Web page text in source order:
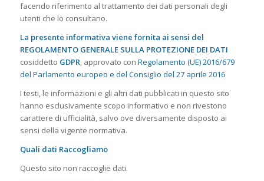
facendo riferimento al trattamento dei dati personali degli
utenti che lo consultano.
La presente informativa viene fornita ai sensi del
REGOLAMENTO GENERALE SULLA PROTEZIONE DEI DATI
cosiddetto GDPR, approvato con Regolamento (UE) 2016/679
del Parlamento europeo e del Consiglio del 27 aprile 2016
I testi, le informazioni e gli altri dati pubblicati in questo sito
hanno esclusivamente scopo informativo e non rivestono
carattere di ufficialità, salvo ove diversamente disposto ai
sensi della vigente normativa.
Quali dati Raccogliamo
Questo sito non raccoglie dati.